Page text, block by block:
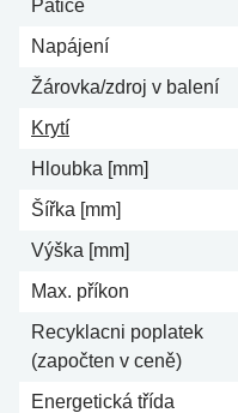
Patice
Napájení
Žárovka/zdroj v balení
Krytí
Hloubka [mm]
Šířka [mm]
Výška [mm]
Max. příkon
Recyklacni poplatek
(započten v ceně)
Energetická třída